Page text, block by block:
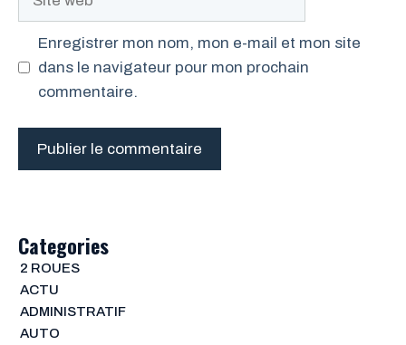
Enregistrer mon nom, mon e-mail et mon site
dans le navigateur pour mon prochain
commentaire.
Categories
2 ROUES
ACTU
ADMINISTRATIF
AUTO